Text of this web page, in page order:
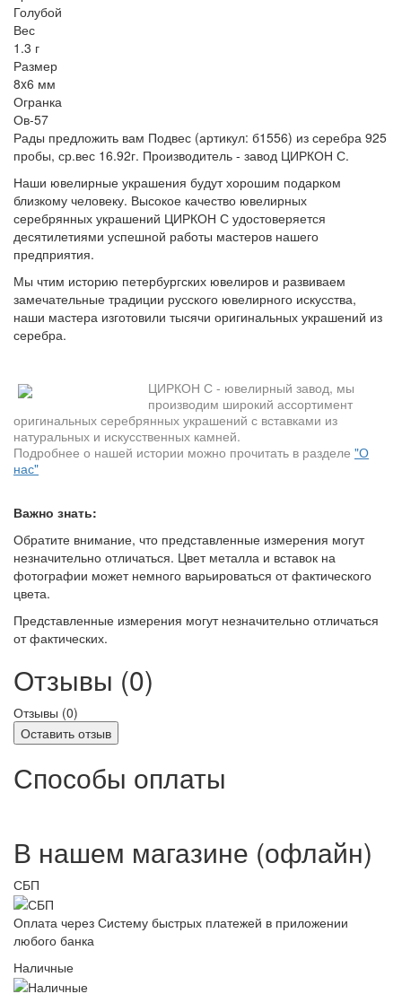
Голубой
Вес
1.3 г
Размер
8x6 мм
Огранка
Ов-57
Рады предложить вам Подвес (артикул: б1556) из серебра 925
пробы, ср.вес 16.92г. Производитель - завод ЦИРКОН С.
Наши ювелирные украшения будут хорошим подарком
близкому человеку. Высокое качество ювелирных
серебрянных украшений ЦИРКОН С удостоверяется
десятилетиями успешной работы мастеров нашего
предприятия.
Мы чтим историю петербургских ювелиров и развиваем
замечательные традиции русского ювелирного искусства,
наши мастера изготовили тысячи оригинальных украшений из
серебра.
ЦИРКОН С - ювелирный завод, мы
производим широкий ассортимент
оригинальных серебрянных украшений с вставками из
натуральных и искусственных камней.
Подробнее о нашей истории можно прочитать в разделе "О
нас"
Важно знать:
Обратите внимание, что представленные измерения могут
незначительно отличаться. Цвет металла и вставок на
фотографии может немного варьироваться от фактического
цвета.
Представленные измерения могут незначительно отличаться
от фактических.
Отзывы (0)
Отзывы (0)
Оставить отзыв
Способы оплаты
В нашем магазине (офлайн)
СБП
Оплата через Систему быстрых платежей в приложении
любого банка
Наличные